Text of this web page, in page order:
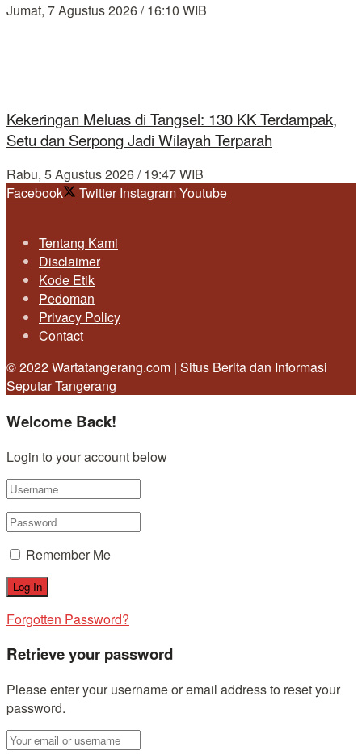
Jumat, 7 Agustus 2026 / 16:10 WIB
Kekeringan Meluas di Tangsel: 130 KK Terdampak,
Setu dan Serpong Jadi Wilayah Terparah
Rabu, 5 Agustus 2026 / 19:47 WIB
Facebook
Twitter InstagramYoutube
Tentang Kami
Disclaimer
Kode Etik
Pedoman
Privacy Policy
Contact
© 2022 Wartatangerang.com | Situs Berita dan Informasi
Seputar Tangerang
Welcome Back!
Login to your account below
Remember Me
Forgotten Password?
Retrieve your password
Please enter your username or email address to reset your
password.